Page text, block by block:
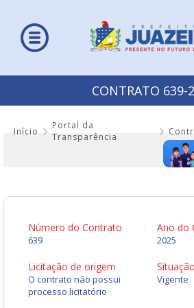
CONTRATO 639-
Início
Portal da
Transparência
Número do Contrato
639
Ano do
2025
Licitação de origem
O contrato não possui
processo licitatório
Vigente